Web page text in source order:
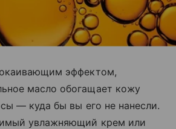
эффектом,
масло обогащает кожу
— куда бы вы его не нанесли.
увлажняющий крем или